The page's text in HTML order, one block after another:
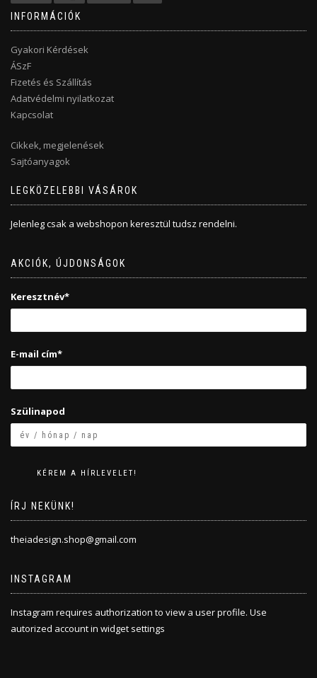
INFORMÁCIÓK
Gyakori Kérdések
ÁSzF
Fizetés és Szállítás
Adatvédelmi nyilatkozat
Kapcsolat
Cikkek, megjelenések
Sajtóanyagok
LEGKÖZELEBBI VÁSÁROK
Jelenleg csak a webshopon keresztül tudsz rendelni.
AKCIÓK, ÚJDONSÁGOK
Keresztnév*
E-mail cím*
Szülinapod
ÍRJ NEKÜNK!
theiadesign.shop@gmail.com
INSTAGRAM
Instagram requires authorization to view a user profile. Use
autorized account in widget settings